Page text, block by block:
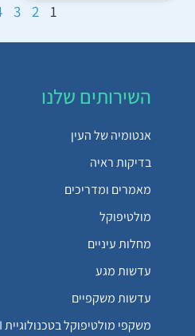
1
2
3
השירותים שלנו
אנטומיה של העין
בדיקות ראיה
מאמרים ומדריכים
מולטיפוקל
מחלות עיניים
עדשות מגע
עדשות משקפיים
משקפי מולטיפוקל בטכנולוגיית AI